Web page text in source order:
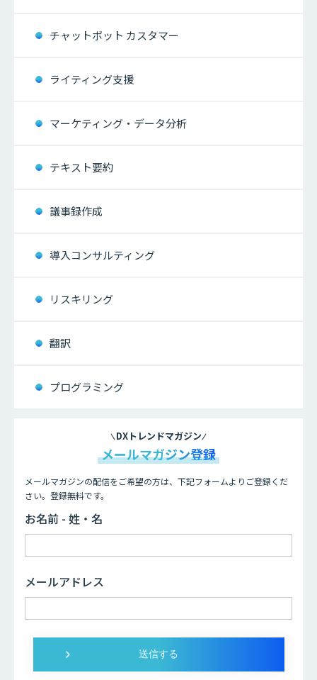
チャットボット カスタマー
ライティング支援
マーケティング・データ分析
テキスト要約
議事録作成
導入コンサルティング
リスキリング
翻訳
プログラミング
DXトレンドマガジン
メールマガジン登録
メールマガジンの配信をご希望の方は、下記フォームよりご登録くだ
さい。登録無料です。
お名前 - 姓・名
メールアドレス